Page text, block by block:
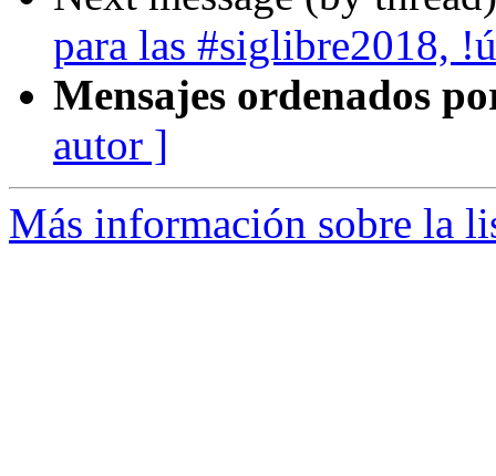
para las #siglibre2018,
Mensajes ordenados
autor ]
Más información sobre la